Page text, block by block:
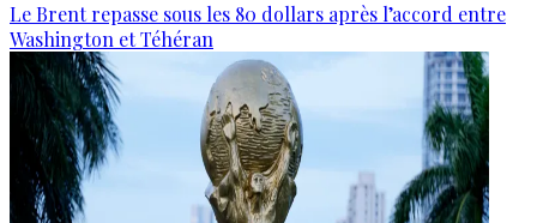
Le Brent repasse sous les 80 dollars après l’accord entre
Washington et Téhéran